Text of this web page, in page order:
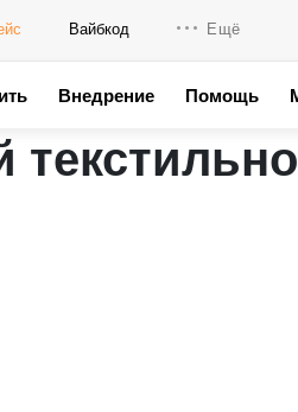
Вайбкод Ещё
Промо
Внедрение Помощь